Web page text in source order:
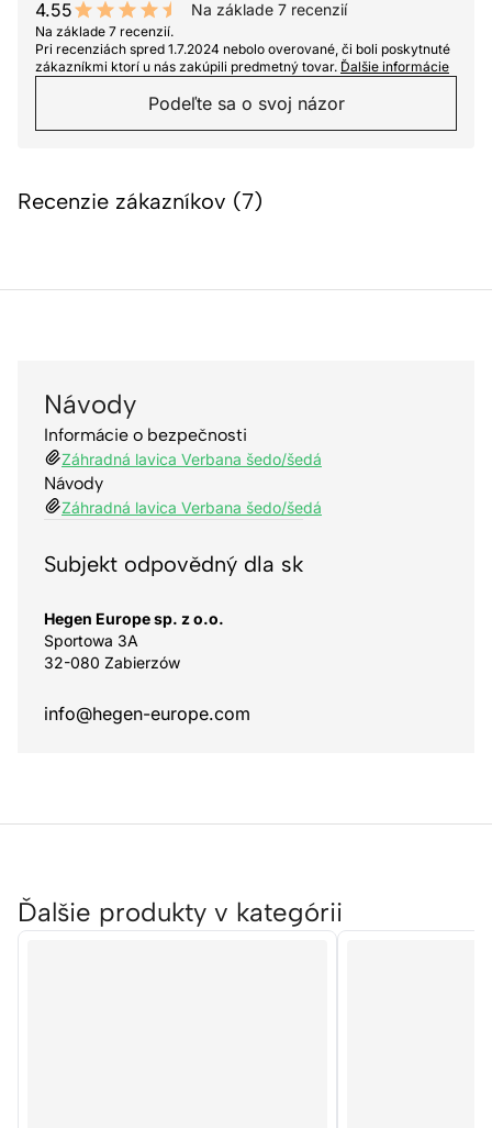
4.55
9.1 out of 10 stars
Na základe 7 recenzií
Na základe 7 recenzií.
Pri recenziách spred 1.7.2024 nebolo overované, či boli poskytnuté
zákazníkmi ktorí u nás zakúpili predmetný tovar. Ďalšie informácie
Podeľte sa o svoj názor
Recenzie zákazníkov (7)
Návody
Informácie o bezpečnosti
Záhradná lavica Verbana šedo/šedá
Návody
Záhradná lavica Verbana šedo/šedá
Subjekt odpovědný dla sk
Hegen Europe sp. z o.o.
Sportowa 3A
32-080 Zabierzów
info@hegen-europe.com
Ďalšie produkty v kategórii